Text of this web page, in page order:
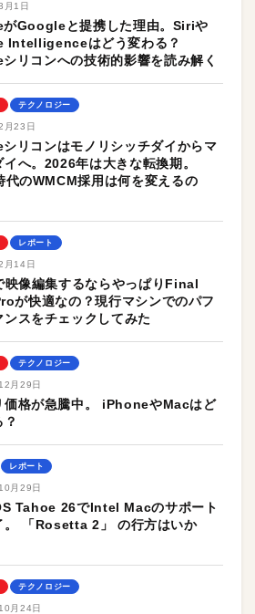
月1日
Googleと提携した理由。Siriや
Intelligenceはどう変わる？
リコンへの技術的影響を読み解く
テクノロジー
月23日
リコンはモノリシッチダイからマ
イへ。2026年は大きな転換期。
代のWMCM採用は何を変えるの
レポート
月14日
映像編集するならやっぱりFinal
が快適なの？現行マシンでのパフ
ンスをチェックしてみた
テクノロジー
月29日
価格が急騰中。 iPhoneやMacはど
？
レポート
月29日
Tahoe 26でIntel Macのサポート
。 「Rosetta 2」 の行方はいか
テクノロジー
月24日